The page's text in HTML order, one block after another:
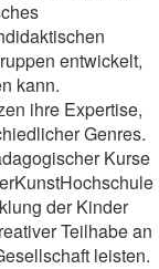
entwickelt,
kann.
ihre Expertise,
Genres.
Kurse
der Kinder
Teilhabe an
leisten.